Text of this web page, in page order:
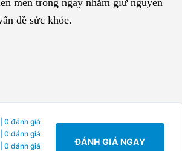
men trong ngày nhằm giữ nguyên
đề sức khỏe.
0 đánh giá
0 đánh giá
0 đánh giá ĐÁNH GIÁ NGAY